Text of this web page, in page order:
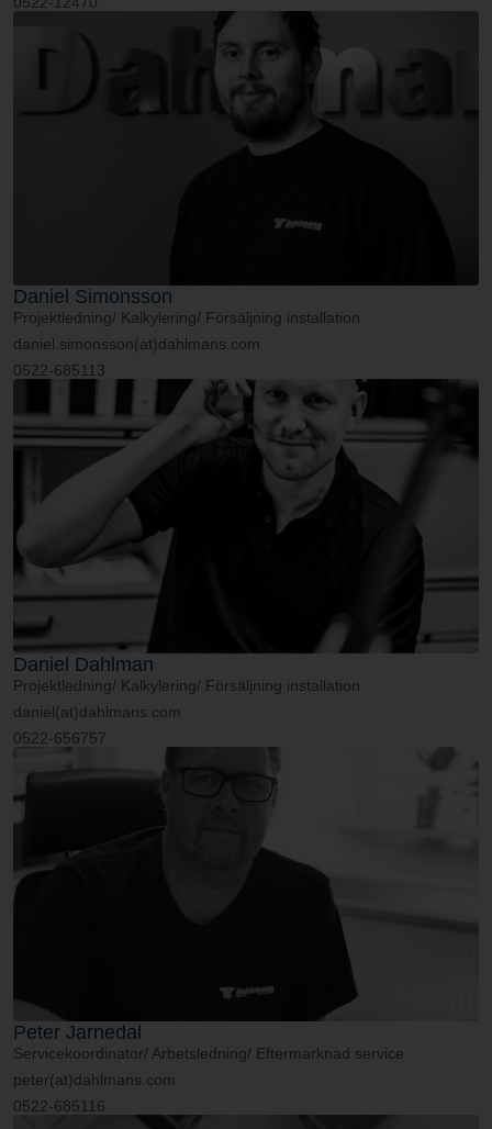
Daniel Simonsson
Projektledning/ Kalkylering/ Försäljning installation
daniel.simonsson(at)dahlmans.com
0522-685113
Daniel Dahlman
Projektledning/ Kalkylering/ Försäljning installation
daniel(at)dahlmans.com
0522-656757
Peter Jarnedal
Servicekoordinator/ Arbetsledning/ Eftermarknad service
peter(at)dahlmans.com
0522-685116